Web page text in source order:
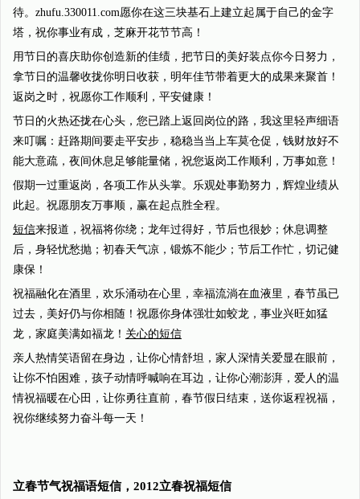
待。zhufu.330011.com愿你在这三块基石上建立起属于自己的金字
塔，祝你事业有成，芝麻开花节节高！
用节日的喜庆助你创造新的佳绩，把节日的美好装点你今日努力，
拿节日的温馨收拢你明日收获，明年佳节带着更大的成果来聚首！
返岗之时，祝愿你工作顺利，平安健康！
节日的火热还拢在心头，您已踏上返回岗位的路，我这里轻声细语
来叮嘱：赶路期间要走平安步，稳稳当当上车莫仓促，钱财放好不
能大意疏，夜间休息足够能量储，祝您返岗工作顺利，万事如意！
假期一过重返岗，各项工作从头掌。乐观处事勤努力，辉煌业绩从
此起。祝愿朋友万事顺，赢在起点胜全程。
短信来报道，祝福将你绕；龙年过得好，节后也很妙；休息调整
后，身轻忧愁抛；初春天气凉，锻炼不能少；节后工作忙，切记健
康保！
祝福融化在酒里，欢乐涌动在心里，幸福流淌在血液里，春节虽已
过去，美好仍与你相随！祝愿你身体强壮如蛟龙，事业兴旺如猛
龙，家庭美满如福龙！ 关心的短信
亲人热情笑语留在身边，让你心情舒坦，家人深情关爱显在眼前，
让你不怕困难，孩子动情呼喊响在耳边，让你心潮澎湃，爱人的温
情祝福暖在心田，让你勇往直前，春节假日结束，送你返程祝福，
祝你继续努力奋斗每一天！
立春节气祝福语短信，2012立春祝福短信